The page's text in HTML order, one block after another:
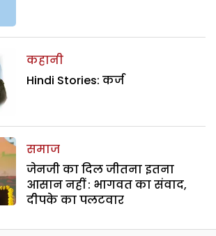
कहानी
Hindi Stories: कर्ज
समाज
जेनजी का दिल जीतना इतना
आसान नहीं : भागवत का संवाद,
दीपके का पलटवार